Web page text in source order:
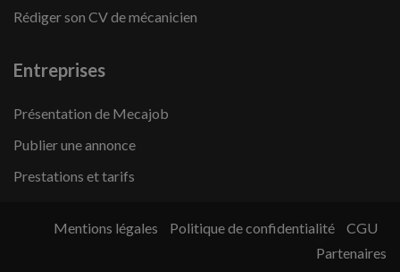
Rédiger son CV de mécanicien
Entreprises
Présentation de Mecajob
Publier une annonce
Prestations et tarifs
Mentions légales Politique de confidentialité
CGU
Partenaires